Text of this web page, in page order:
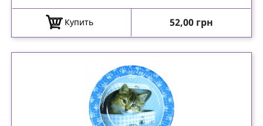
Купить Цена
52,00 грн